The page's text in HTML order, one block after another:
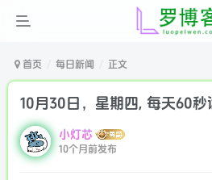
首页 每日新闻 正文
10月30日，星期四, 每天60秒
小灯芯
10个月前发布